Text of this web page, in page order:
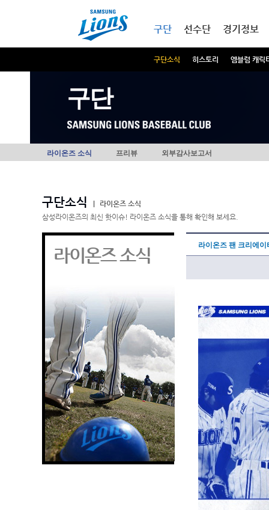
구단
구단소식 히스토리 엠블럼 캐릭
선수단 경기정보
구단
라이온즈 소식 프리뷰 외부감사보고서
구단소식
라이온즈 소식
삼성라이온즈의 최신 핫이슈! 라이온즈 소식을 통해 확인해 보세요.
라이온즈 소식 라이온즈 팬 크리에이